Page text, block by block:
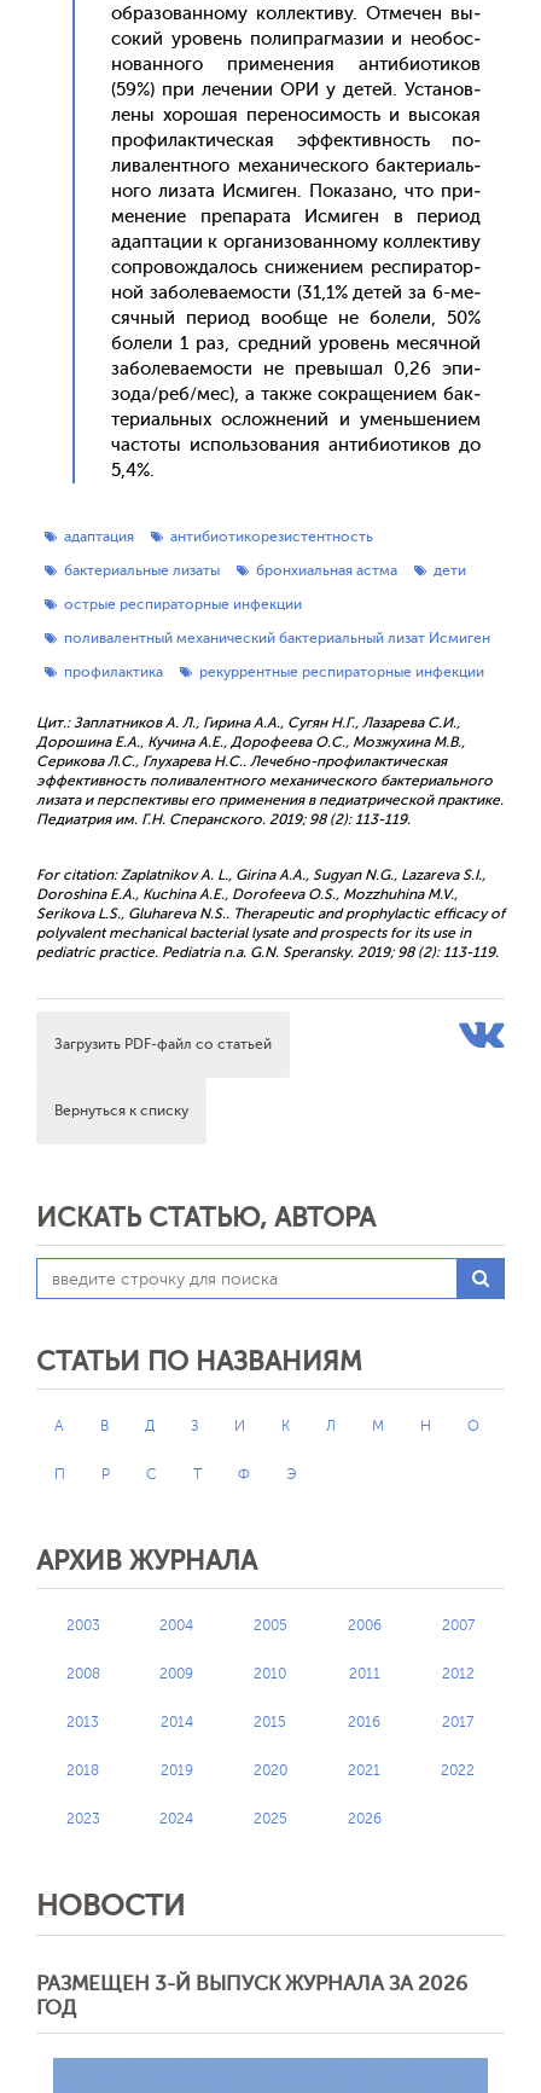
об­ра­зован­но­му кол­лекти­ву. От­ме­чен вы­
сокий уро­вень по­лип­рагма­зии и не­обос­
но­ван­но­го при­мене­ния ан­ти­би­оти­ков
(59%) при ле­чении ОРИ у де­тей. Ус­та­нов­
ле­ны хо­рошая пе­рено­симость и вы­сокая
про­филак­ти­чес­кая эф­фектив­ность по­
лива­лен­тно­го ме­хани­чес­ко­го бак­те­ри­аль­
но­го ли­зата Ис­ми­ген. По­каза­но, что при­
мене­ние пре­пара­та Ис­ми­ген в пе­ри­од
адап­та­ции к ор­га­низо­ван­но­му кол­лекти­ву
соп­ро­вож­да­лось сни­жени­ем рес­пи­ратор­
ной за­боле­ва­емос­ти (31,1% де­тей за 6-ме­
сяч­ный пе­ри­од во­об­ще не бо­лели, 50%
бо­лели 1 раз, сред­ний уро­вень ме­сяч­ной
за­боле­ва­емос­ти не пре­вышал 0,26 эпи­
зода/реб/мес), а так­же сок­ра­щени­ем бак­
те­ри­аль­ных ос­ложне­ний и умень­ше­ни­ем
час­то­ты ис­поль­зо­вания ан­ти­би­оти­ков до
5,4%.
адаптация
антибиотикорезистентность
бактериальные лизаты
бронхиальная астма
дети
острые респираторные инфекции
поливалентный механический бактериальный лизат Исмиген
профилактика
рекуррентные респираторные инфекции
Цит.: Заплатников А. Л., Гирина А.А., Сугян Н.Г., Лазарева С.И.,
Дорошина Е.А., Кучина А.Е., Дорофеева О.С., Мозжухина М.В.,
Серикова Л.С., Глухарева Н.С.. Лечебно-профилактическая
эффективность поливалентного механического бактериального
лизата и перспективы его применения в педиатрической практике.
Педиатрия им. Г.Н. Сперанского. 2019; 98 (2): 113-119.
For citation: Zaplatnikov A. L., Girina A.A., Sugyan N.G., Lazareva S.I.,
Doroshina Е.А., Kuchina A.E., Dorofeeva O.S., Mozzhuhina M.V.,
Serikova L.S., Gluhareva N.S.. Therapeutic and prophylactic efficacy of
polyvalent mechanical bacterial lysate and prospects for its use in
pediatric practice. Pediatria n.a. G.N. Speransky. 2019; 98 (2): 113-119.
Загрузить PDF-файл со статьей
Вернуться к списку
ИСКАТЬ СТАТЬЮ, АВТОРА
СТАТЬИ ПО НАЗВАНИЯМ
А В Д З И К Л М Н О
П Р С Т Ф Э
АРХИВ ЖУРНАЛА
2003 2004 2005 2006 2007
2008 2009 2010 2011 2012
2013 2014 2015 2016 2017
2018 2019 2020 2021 2022
2023 2024 2025 2026
НОВОСТИ
РАЗМЕЩЕН 3-Й ВЫПУСК ЖУРНАЛА ЗА 2026
ГОД